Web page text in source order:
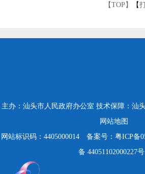
【TOP】 【
主办：汕头市人民政府办公室 技术保障：汕
网站地图
网站标识码：4405000014
备案号：粤ICP备
备 44051102000227号